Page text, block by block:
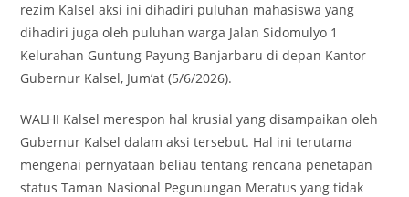
rezim Kalsel aksi ini dihadiri puluhan mahasiswa yang
dihadiri juga oleh puluhan warga Jalan Sidomulyo 1
Kelurahan Guntung Payung Banjarbaru di depan Kantor
Gubernur Kalsel, Jum’at (5/6/2026).
WALHI Kalsel merespon hal krusial yang disampaikan oleh
Gubernur Kalsel dalam aksi tersebut. Hal ini terutama
mengenai pernyataan beliau tentang rencana penetapan
status Taman Nasional Pegunungan Meratus yang tidak